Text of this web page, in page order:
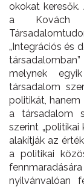
okokat
a Kovách
„Integrációs és
melynek
társadalom
politikát,
a társadalom
szerint
alakítják az
a politikai
nyilvánvalóan